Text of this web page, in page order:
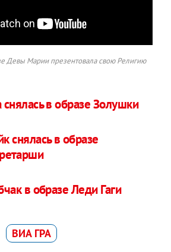
Девы Марии презентовала свою Религию
в образе Золушки
снялась в образе
в образе Леди Гаги
ВИА ГРА